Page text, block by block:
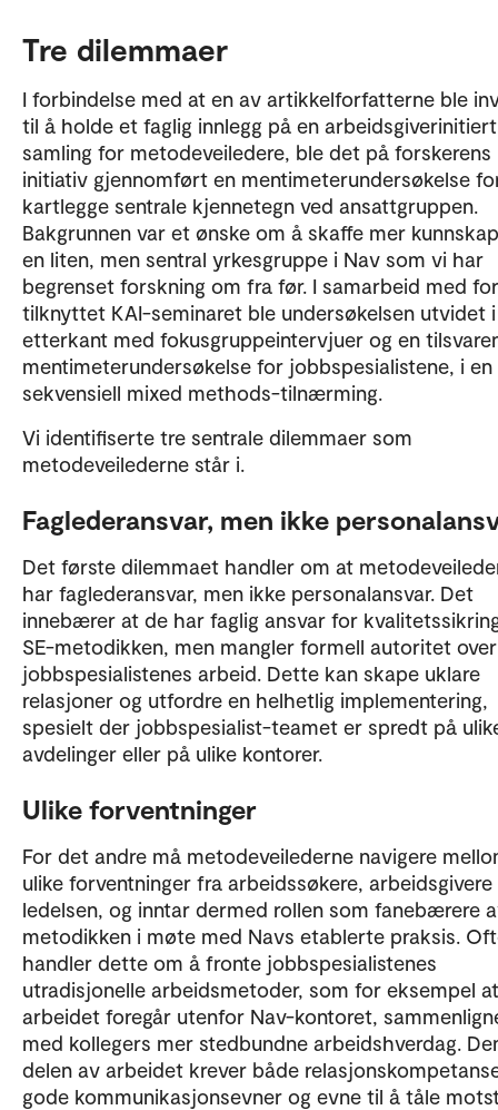
Tre dilemmaer
I forbindelse med at en av artikkelforfatterne ble
til å holde et faglig innlegg på en arbeidsgiverinitiert
samling for metodeveiledere, ble det på forskerens
initiativ gjennomført en mentimeterundersøkelse
kartlegge sentrale kjennetegn ved ansattgruppen.
Bakgrunnen var et ønske om å skaffe mer
en liten, men sentral yrkesgruppe i Nav som vi har
begrenset forskning om fra før. I samarbeid med
tilknyttet KAI-seminaret ble undersøkelsen utvidet i
etterkant med fokusgruppeintervjuer og en
mentimeterundersøkelse for jobbspesialistene, i en
sekvensiell mixed methods-tilnærming.
Vi identifiserte tre sentrale dilemmaer som
metodeveilederne står i.
Faglederansvar, men ikke
Det første dilemmaet handler om at
har faglederansvar, men ikke personalansvar. Det
innebærer at de har faglig ansvar for
SE-metodikken, men mangler formell autoritet over
jobbspesialistenes arbeid. Dette kan skape uklare
relasjoner og utfordre en helhetlig implementering,
spesielt der jobbspesialist-teamet er spredt på
avdelinger eller på ulike kontorer.
Ulike forventninger
For det andre må metodeveilederne navigere
ulike forventninger fra arbeidssøkere, arbeidsgivere
ledelsen, og inntar dermed rollen som fanebærere
metodikken i møte med Navs etablerte praksis.
handler dette om å fronte jobbspesialistenes
utradisjonelle arbeidsmetoder, som for eksempel at
arbeidet foregår utenfor Nav-kontoret,
med kollegers mer stedbundne arbeidshverdag.
delen av arbeidet krever både
gode kommunikasjonsevner og evne til å tåle